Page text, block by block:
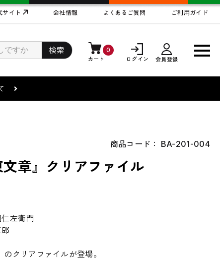
サイト 会社情報 よくあるご質問 ご利用ガイド
検索 0
カート ログイン 会員登録
て
商品コード： BA-201-004
文章』クリアファイル
左衛門
のクリアファイルが登場。